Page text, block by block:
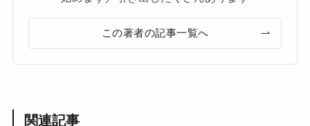
この著者の記事一覧へ
関連記事